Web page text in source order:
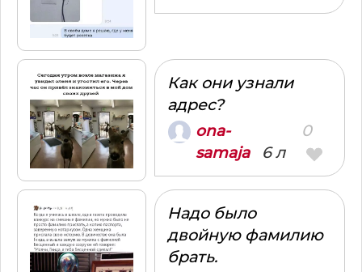
Как они узнали
адрес?
ona-
samaja6 л
0
Надо было
двойную фамилию
брать.